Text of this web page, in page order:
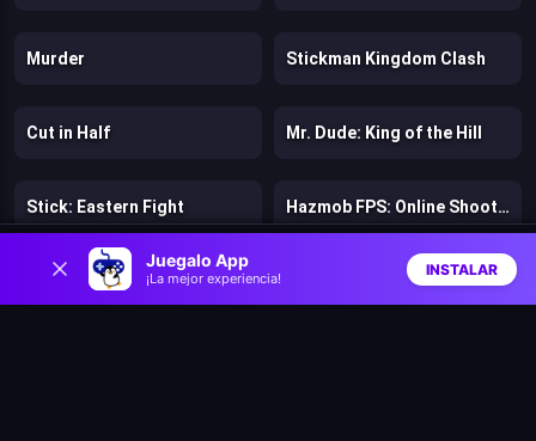
Juegalo App
¡La mejor experiencia!
INSTALAR
Murder Stickman Kingdom Clash
Cut in Half Mr. Dude: King of the Hill
Stick: Eastern Fight Hazmob FPS: Online Shooter
Chicken Strike